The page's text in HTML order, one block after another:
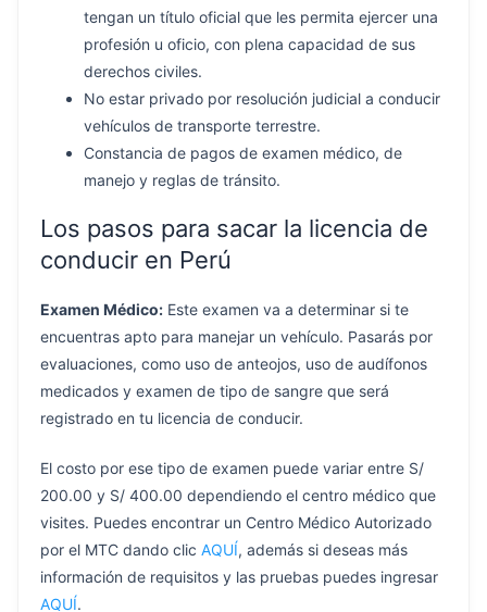
tengan un título oficial que les permita ejercer una
profesión u oficio, con plena capacidad de sus
derechos civiles.
No estar privado por resolución judicial a conducir
vehículos de transporte terrestre.
Constancia de pagos de examen médico, de
manejo y reglas de tránsito.
Los pasos para sacar la licencia de
conducir en Perú
Examen Médico: Este examen va a determinar si te
encuentras apto para manejar un vehículo. Pasarás por
evaluaciones, como uso de anteojos, uso de audífonos
medicados y examen de tipo de sangre que será
registrado en tu licencia de conducir.
El costo por ese tipo de examen puede variar entre S/
200.00 y S/ 400.00 dependiendo el centro médico que
visites. Puedes encontrar un Centro Médico Autorizado
por el MTC dando clic AQUÍ, además si deseas más
información de requisitos y las pruebas puedes ingresar
AQUÍ.